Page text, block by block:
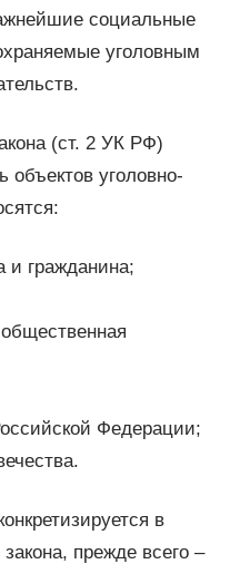
социальные
уголовным
(ст. 2 УК РФ)
объектов уголовно-
и гражданина;
Федерации;
в
прежде всего –